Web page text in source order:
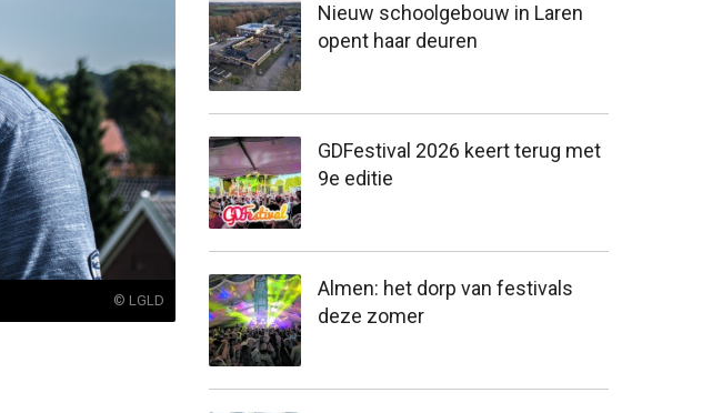
© LGLD
Nieuw schoolgebouw in Laren
opent haar deuren
GDFestival 2026 keert terug met
9e editie
Almen: het dorp van festivals
deze zomer